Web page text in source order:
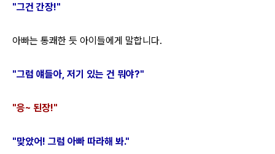
"그건 간장!"
아빠는 통쾌한 듯 아이들에게 말합니다.
"그럼 얘들아, 저기 있는 건 뭐야?"
"응~ 된장!"
"맞았어! 그럼 아빠 따라해 봐."